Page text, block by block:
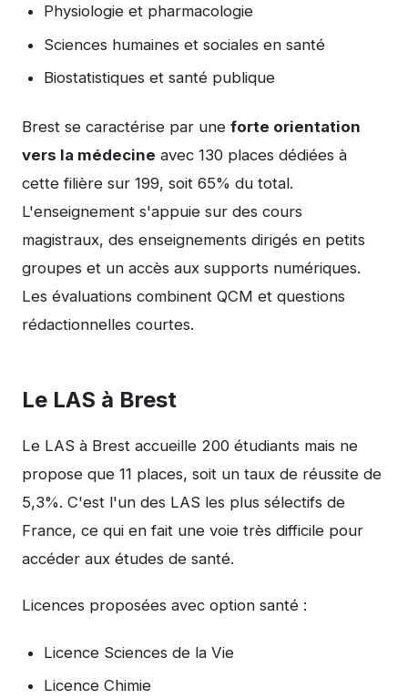
Physiologie et pharmacologie
Sciences humaines et sociales en santé
Biostatistiques et santé publique
Brest se caractérise par une forte orientation
vers la médecine avec 130 places dédiées à
cette filière sur 199, soit 65% du total.
L'enseignement s'appuie sur des cours
magistraux, des enseignements dirigés en petits
groupes et un accès aux supports numériques.
Les évaluations combinent QCM et questions
rédactionnelles courtes.
Le LAS à Brest
Le LAS à Brest accueille 200 étudiants mais ne
propose que 11 places, soit un taux de réussite de
5,3%. C'est l'un des LAS les plus sélectifs de
France, ce qui en fait une voie très difficile pour
accéder aux études de santé.
Licences proposées avec option santé :
Licence Sciences de la Vie
Licence Chimie